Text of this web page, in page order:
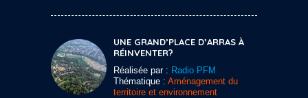
UNE GRAND’PLACE D’ARRAS À
RÉINVENTER?
Réalisée par : Radio PFM
Thématique : Aménagement du
territoire et environnement